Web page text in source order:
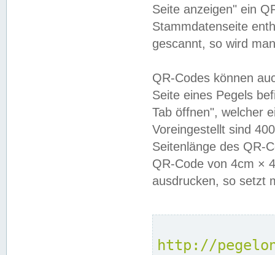
Seite anzeigen" ein
Stammdatenseite
gescannt, so wird
QR-Codes können
Seite eines Pegels
Tab öffnen", welcher
Voreingestellt sind
Seitenlänge des QR-
QR-Code von 4cm ×
ausdrucken, so setzt
http://